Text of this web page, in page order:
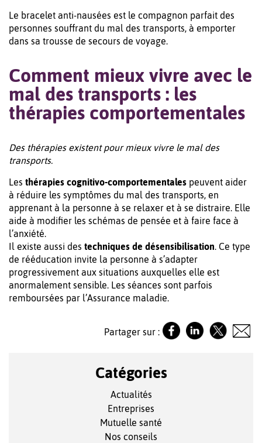
Le bracelet anti-nausées est le compagnon parfait des
personnes souffrant du mal des transports, à emporter
dans sa trousse de secours de voyage.
Comment mieux vivre avec le
mal des transports : les
thérapies comportementales
Des thérapies existent pour mieux vivre le mal des
transports.
Les thérapies cognitivo-comportementales peuvent aider
à réduire les symptômes du mal des transports, en
apprenant à la personne à se relaxer et à se distraire. Elle
aide à modifier les schémas de pensée et à faire face à
l’anxiété.
Il existe aussi des techniques de désensibilisation. Ce type
de rééducation invite la personne à s’adapter
progressivement aux situations auxquelles elle est
anormalement sensible. Les séances sont parfois
remboursées par l’Assurance maladie.
Partager sur :
Catégories
Actualités
Entreprises
Mutuelle santé
Nos conseils